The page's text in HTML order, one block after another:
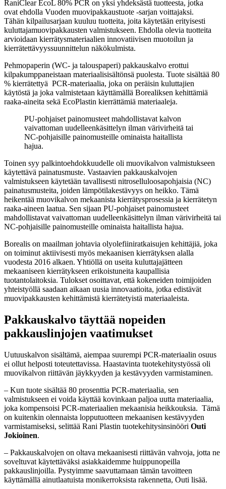
RaniClear EcoL 80% PCR on yksi yhdeksästä tuotteesta, jotka
ovat ehdolla Vuoden muovipakkaustuote -sarjan voittajaksi.
Tähän kilpailusarjaan kuuluu tuotteita, joita käytetään erityisesti
kuluttajamuovipakkausten valmistukseen. Ehdolla olevia tuotteita
arvioidaan kierrätysmateriaalien innovatiivisen muotoilun ja
kierrätettävyyssuunnittelun näkökulmista.
Pehmopaperin (WC- ja talouspaperi) pakkauskalvo erottui
kilpakumppaneistaan materiaalisisältönsä puolesta. Tuote sisältää 80
% kierrätettyä PCR-materiaalia, joka on peräisin kuluttajien
käytöstä ja joka valmistetaan käyttämällä Borealiksen kehittämiä
raaka-aineita sekä EcoPlastin kierrättämiä materiaaleja.
PU-pohjaiset painomusteet mahdollistavat kalvon
vaivattoman uudelleenkäsittelyn ilman värivirheitä tai
NC-pohjaisille painomusteille ominaista haitallista
hajua.
Toinen syy palkintoehdokkuudelle oli muovikalvon valmistukseen
käytettävä painatusmuste. Vastaavien pakkauskalvojen
valmistukseen käytetään tavallisesti nitroselluloosapohjaisia (NC)
painatusmusteita, joiden lämpötilakestävyys on heikko. Tämä
heikentää muovikalvon mekaanista kierrätysprosessia ja kierrätetyn
raaka-aineen laatua. Sen sijaan PU-pohjaiset painomusteet
mahdollistavat vaivattoman uudelleenkäsittelyn ilman värivirheitä tai
NC-pohjaisille painomusteille ominaista haitallista hajua.
Borealis on maailman johtavia olyolefiiniratkaisujen kehittäjiä, joka
on toiminut aktiivisesti myös mekaanisen kierrätyksen alalla
vuodesta 2016 alkaen. Yhtiöllä on useita kuluttajajätteen
mekaaniseen kierrätykseen erikoistuneita kaupallisia
tuotantolaitoksia. Tulokset osoittavat, että kokeneiden toimijoiden
yhteistyöllä saadaan aikaan uusia innovaatioita, jotka edistävät
muovipakkausten kehittämistä kierrätetyistä materiaaleista.
Pakkauskalvo täyttää nopeiden
pakkauslinjojen vaatimukset
Uutuuskalvon sisältämä, aiempaa suurempi PCR-materiaalin osuus
ei ollut helposti toteutettavissa. Haastavinta tuotekehitystyössä oli
muovikalvon riittävän jäykkyyden ja kestävyyden varmistaminen.
– Kun tuote sisältää 80 prosenttia PCR-materiaalia, sen
valmistukseen ei voida käyttää kovinkaan paljoa uutta materiaalia,
joka kompensoisi PCR-materiaalien mekaanisia heikkouksia. Tämä
on kuitenkin olennaista lopputuotteen mekaanisen kestävyyden
varmistamiseksi, selittää Rani Plastin tuotekehitysinsinööri Outi
Jokioinen.
– Pakkauskalvojen on oltava mekaanisesti riittävän vahvoja, jotta ne
soveltuvat käytettäväksi asiakkaidemme huippunopeilla
pakkauslinjoilla. Pystyimme saavuttamaan tämän tavoitteen
käyttämällä ainutlaatuista monikerroksista rakennetta, Outi lisää.